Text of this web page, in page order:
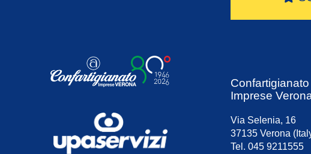
Confartigianato
Imprese
Via Selenia, 16
37135 Verona
Tel. 045 9211555